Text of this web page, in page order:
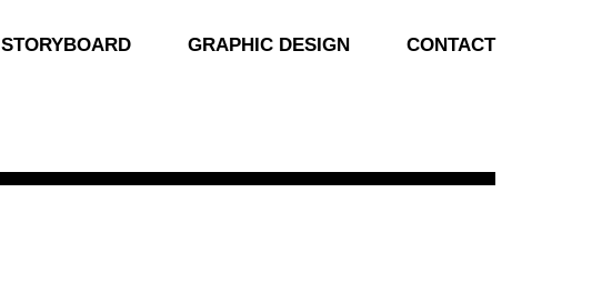
STORYBOARD GRAPHIC DESIGN CONTACT